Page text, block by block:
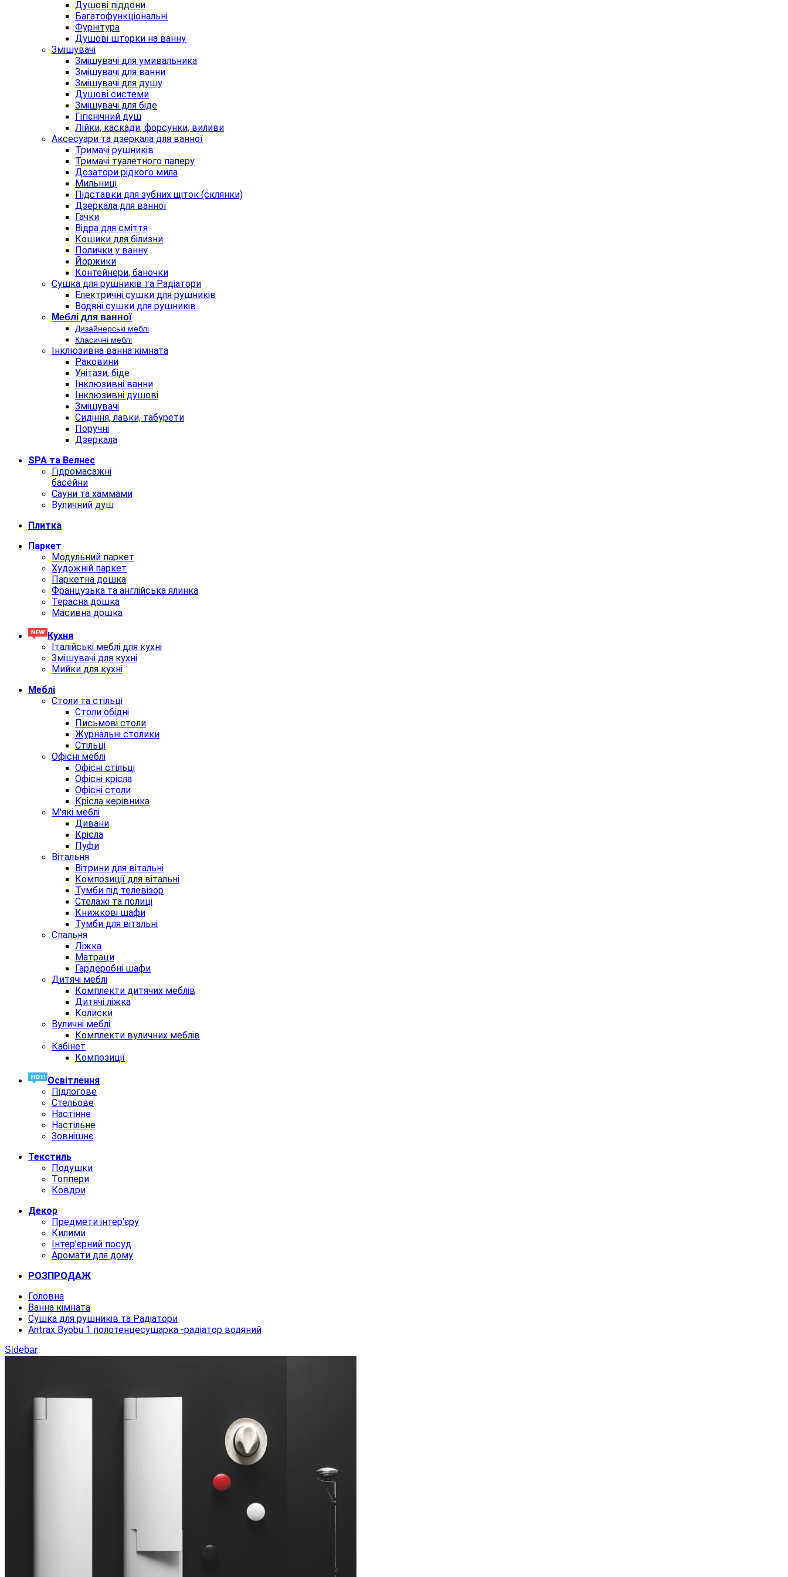
Душові піддони
Багатофункціональні
Фурнітура
Душові шторки на ванну
Змішувачі
Змішувачі для умивальника
Змішувачі для ванни
Змішувачі для душу
Душові системи
Змішувачі для біде
Гігієнічний душ
Лійки, каскади, форсунки, виливи
Аксесуари та дзеркала для ванної
Тримачі рушників
Тримачі туалетного паперу
Дозатори рідкого мила
Мильниці
Підставки для зубних щіток (склянки)
Дзеркала для ванної
Гачки
Відра для сміття
Кошики для білизни
Полички у ванну
Йоржики
Контейнери, баночки
Сушка для рушників та Радіатори
Електричні сушки для рушників
Водяні сушки для рушників
Меблi для ванної
Дизайнерські меблі
Класичні меблі
Інклюзивна ванна кімната
Раковини
Унітази, біде
Інклюзивні ванни
Інклюзивні душові
Змішувачі
Сидіння, лавки, табурети
Поручні
Дзеркала
SPA та Велнес
Гідромасажні
басейни
Сауни та хаммами
Вуличний душ
Плитка
Паркет
Модульний паркет
Художній паркет
Паркетна дошка
Французька та англійська ялинка
Терасна дошка
Масивна дошка
Кухня
Італійські меблі для кухні
Змішувачі для кухні
Мийки для кухні
Меблi
Столи та стільці
Столи обідні
Письмові столи
Журнальні столики
Стільці
Офісні меблі
Офісні стільці
Офісні крісла
Офісні столи
Крісла керівника
М'які меблі
Дивани
Крісла
Пуфи
Вітальня
Вітрини для вітальні
Композиції для вітальні
Тумби під телевізор
Стелажі та полиці
Книжкові шафи
Тумби для вітальні
Спальня
Ліжка
Матраци
Гардеробні шафи
Дитячі меблі
Комплекти дитячих меблів
Дитячі ліжка
Колиски
Вуличні меблі
Комплекти вуличних меблів
Кабінет
Композиції
Освiтлення
Підлогове
Стельове
Настінне
Настільне
Зовнішнє
Текстиль
Подушки
Топпери
Ковдри
Декор
Предмети інтер'єру
Килими
Інтер'єрний посуд
Аромати для дому
РОЗПРОДАЖ
Головна
Ванна кімната
Сушка для рушників та Радіатори
Antrax Byobu 1 полотенцесушарка -радіатор водяний
Sidebar